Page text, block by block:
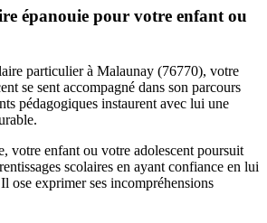
épanouie pour votre enfant ou
particulier à Malaunay (76770), votre
se sent accompagné dans son parcours
pédagogiques instaurent avec lui une
votre enfant ou votre adolescent poursuit
scolaires en ayant confiance en lui
ose exprimer ses incompréhensions